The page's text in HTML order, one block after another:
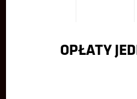
OPŁATY